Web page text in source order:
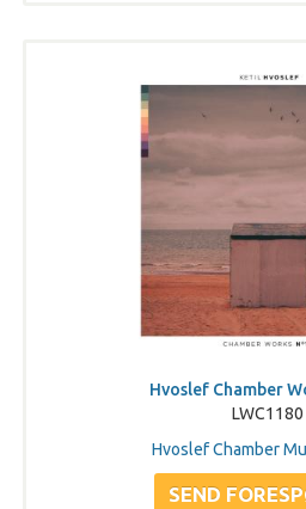
Hvoslef Chamber
LWC1180
Hvoslef Chamber